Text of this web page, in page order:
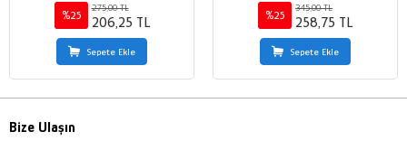
%25
275,00 TL
206,25 TL
Sepete Ekle
%25
345,00 TL
258,75 TL
Sepete Ekle
Bize Ulaşın